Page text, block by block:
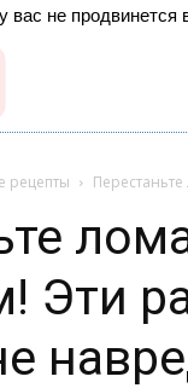
не продвинется
рецепты
Эти